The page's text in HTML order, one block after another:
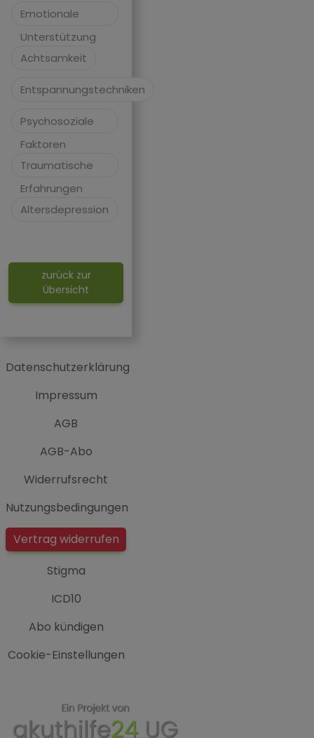
Emotionale
Unterstützung
Achtsamkeit
Entspannungstechniken
Psychosoziale
Faktoren
Traumatische
Erfahrungen
Altersdepression
zurück zur
Übersicht
Datenschutzerklärung
Impressum
AGB
AGB-Abo
Widerrufsrecht
Nutzungsbedingungen
Vertrag widerrufen
Stigma
ICD10
Abo kündigen
Cookie-Einstellungen